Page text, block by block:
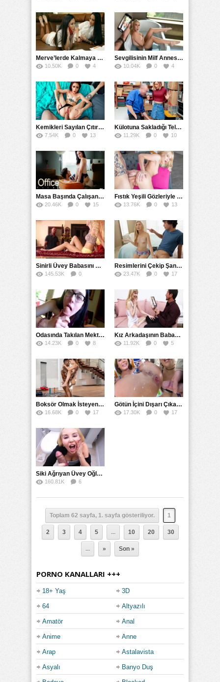
Merve’lerde Kalmaya Gelen Liseli Kız Fanteziyi Dibine Verdirdi
10.50K 0 4
Sevgilisinin Milf Annesini Banyoda Taciz Ederken Farkedildi
10.04K 0 4
Kemikleri Sayılan Çıtırın Hafif Amcığına Kökleyerek Soktu
7.54K 0 13
Külotuna Sakladığı Telefonu Eteğin Altına Bakarak Yakaladı
11.29K 0 10
Masa Başında Çalışan Sekreterini Koltuğa Kancaladı
20.46K 0 15
Fıstık Yeşili Gözleriyle Arka Bahçeyi Renklendirip Filizlendirdi
13.76K 0 13
Sinirli Üvey Babasını Sakinleştirmek İçin Amını Kullandı
145.53K
0
Resimlerini Çekip Şantaj Etmekle Suçladı Tehditle Sikini Vakumlattı
23.47K 0 17
Odasında Takılan Mektepli Baldızıyla Delirmece Yaşayan Enişte
14.23K 0 8
Kız Arkadaşının Babasının Yapay Vajina Hayalini Gerçekleştirdi
11.92K 0 5
Boksör Olmak İsteyen Kız Zenci Antrenörünün İdmanına Çıktı
16.68K 0 17
Götün İçini Dışarı Çıkarana Kadar Sokup Boşalttı
17.30K 0 17
Siki Ağrıyan Üvey Oğlunu Ağzına Boşaltarak İyileştirdi
160.81K
6
Toplam 62 sayfa, 1. sayfa gösteriliyor. 1
2 3 4 5 ... 10 20 30
... » Son »
PORNO KANALLARI +++
18+ Yaş 3D
64 Altyazılı
Amatör Anal
Anime Anne
Arap Astalavista
Asyalı Banyo Duş